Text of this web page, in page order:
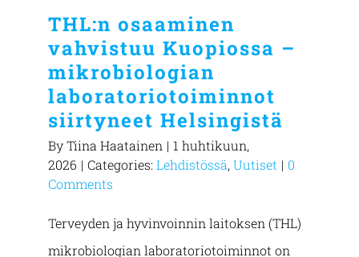
THL:n osaaminen
vahvistuu Kuopiossa –
mikrobiologian
laboratoriotoiminnot
siirtyneet Helsingistä
ByTiina Haatainen | 1 huhtikuun,
2026 | Categories: Lehdistössä, Uutiset | 0
Comments
Terveyden ja hyvinvoinnin laitoksen (THL)
mikrobiologian laboratoriotoiminnot on